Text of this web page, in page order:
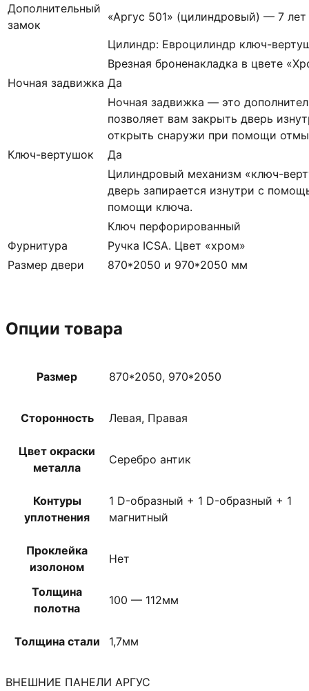
Дополнительный
замок
«Аргус 501» (цилиндровый) — 7 лет
Цилиндр: Евроцилиндр ключ-
Врезная броненакладка в цвете
Ночная задвижка Да
Ночная задвижка — это
позволяет вам закрыть дверь
открыть снаружи при помощи
Ключ-вертушок
Да
Цилиндровый механизм «ключ-
дверь запирается изнутри с
помощи ключа.
Ключ перфорированный
Фурнитура
Ручка ICSA. Цвет «хром»
Размер двери
870*2050 и 970*2050 мм
Опции товара
Размер 870*2050, 970*2050
Сторонность Левая, Правая
Цвет окраски
металла
Серебро антик
Контуры
уплотнения
1 D-образный + 1 D-образный + 1
магнитный
Проклейка
изолоном
Нет
Толщина
полотна
100 — 112мм
Толщина стали 1,7мм
ВНЕШНИЕ ПАНЕЛИ АРГУС